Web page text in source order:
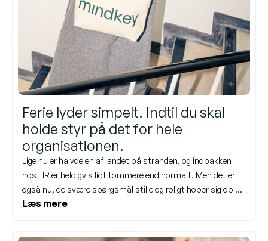
Ferie lyder simpelt. Indtil du skal
holde styr på det for hele
organisationen.
Lige nu er halvdelen af landet på stranden, og indbakken
hos HR er heldigvis lidt tommere end normalt. Men det er
også nu, de svære spørgsmål stille og roligt hober sig op til,
når alle er tilbage. Fem ugers ferie. Det lyder enkelt, lige indtil
Læs mere